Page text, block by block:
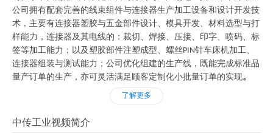
公司拥有配套完善的线束组件与连接器生产加工设备和设计开发技
术，主要有连接器塑胶与五金部件设计、模具开发、材料选型与打
样能力，连接器及其电线的：裁切、焊接、压接、印字、喷码、标
签等加工能力；以及塑胶部件注塑成型、螺丝PIN针车床机加工、
连接器组装与测试能力；公司优化组建的生产线，既能完成标准品
量产订单的生产，亦可灵活满足顾客定制化小批量订单的实现。
了解更多
中传工业视频简介